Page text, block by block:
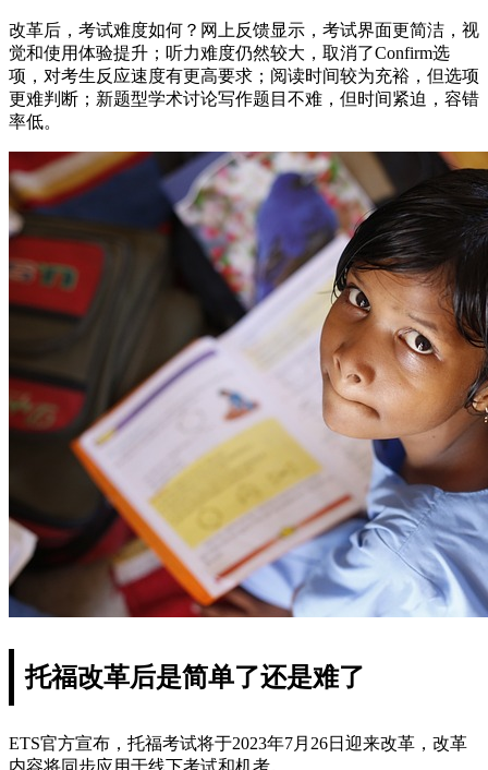
改革后，考试难度如何？网上反馈显示，考试界面更简洁，视
觉和使用体验提升；听力难度仍然较大，取消了Confirm选
项，对考生反应速度有更高要求；阅读时间较为充裕，但选项
更难判断；新题型学术讨论写作题目不难，但时间紧迫，容错
率低。
托福改革后是简单了还是难了
ETS官方宣布，托福考试将于2023年7月26日迎来改革，改革
内容将同步应用于线下考试和机考。